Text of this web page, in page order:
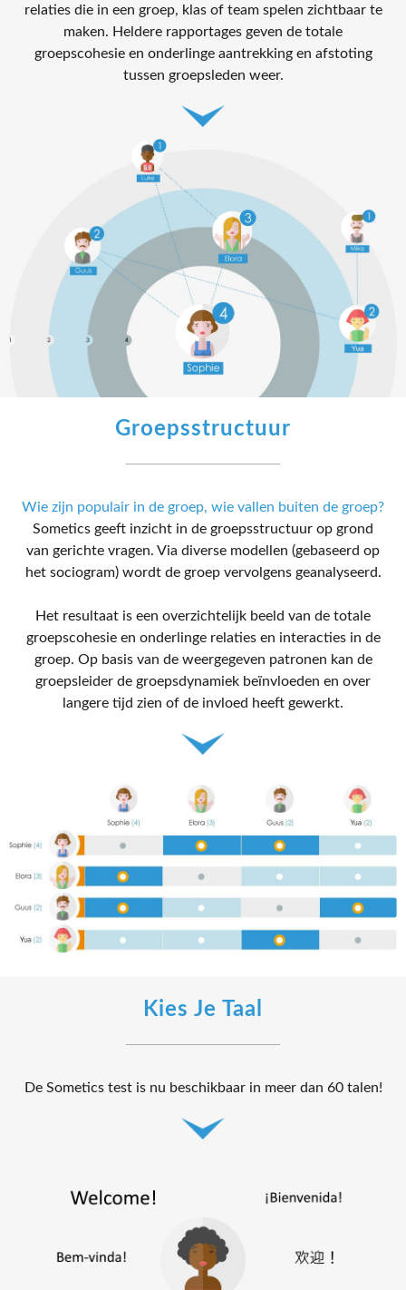
relaties die in een groep, klas of team spelen zichtbaar te
maken. Heldere rapportages geven de totale
groepscohesie en onderlinge aantrekking en afstoting
tussen groepsleden weer.
Groepsstructuur
Wie zijn populair in de groep, wie vallen buiten de groep?
Sometics geeft inzicht in de groepsstructuur op grond
van gerichte vragen. Via diverse modellen (gebaseerd op
het sociogram) wordt de groep vervolgens geanalyseerd.
Het resultaat is een overzichtelijk beeld van de totale
groepscohesie en onderlinge relaties en interacties in de
groep. Op basis van de weergegeven patronen kan de
groepsleider de groepsdynamiek beïnvloeden en over
langere tijd zien of de invloed heeft gewerkt.
Kies Je Taal
De Sometics test is nu beschikbaar in meer dan 60 talen!